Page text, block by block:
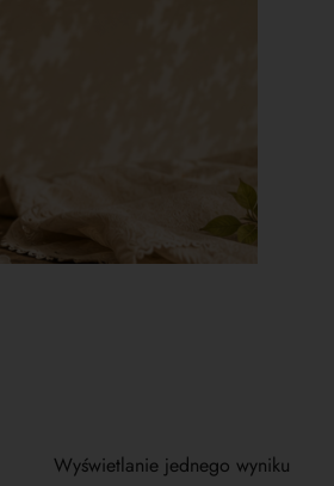
Wyświetlanie jednego wyniku